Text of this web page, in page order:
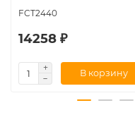
FCT2440
14258 ₽
В корзину